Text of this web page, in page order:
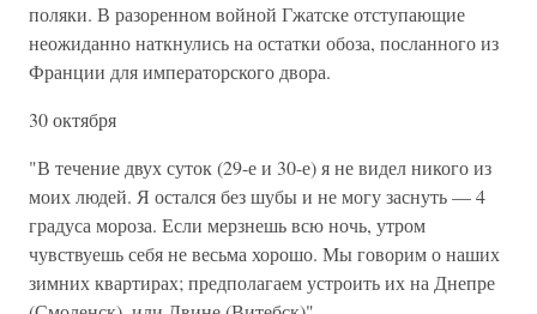
поляки. В разоренном войной Гжатске отступающие
неожиданно наткнулись на остатки обоза, посланного из
Франции для императорского двора.
30 октября
"В течение двух суток (29-е и 30-е) я не видел никого из
моих людей. Я остался без шубы и не могу заснуть — 4
градуса мороза. Если мерзнешь всю ночь, утром
чувствуешь себя не весьма хорошо. Мы говорим о наших
зимних квартирах; предполагаем устроить их на Днепре